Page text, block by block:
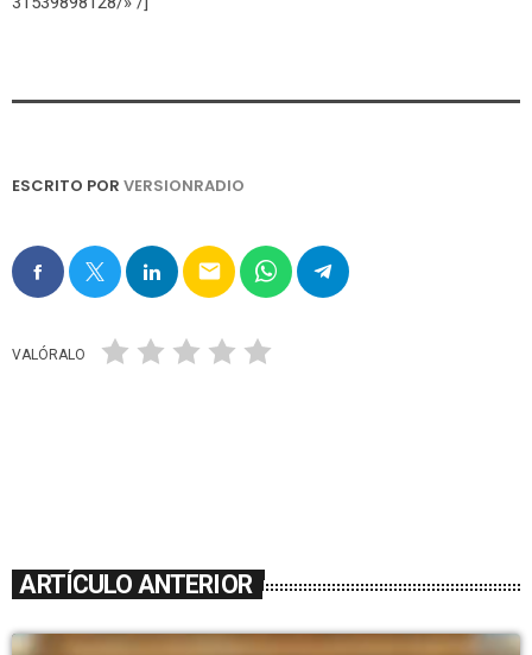
ESCRITO POR VERSIONRADIO
email
VALÓRALO
ARTÍCULO ANTERIOR